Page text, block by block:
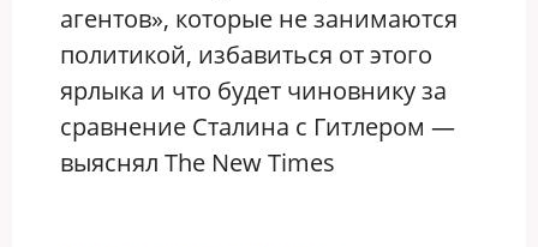
агентов», которые не занимаются
политикой, избавиться от этого
ярлыка и что будет чиновнику за
сравнение Сталина с Гитлером —
выяснял The New Times